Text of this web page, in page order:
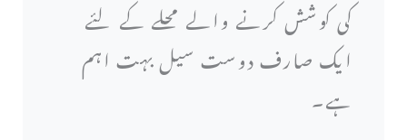
کی کوشش کرنے والے محلے کے لئے
ایک صارف دوست سیل بہت اہم
ہے۔